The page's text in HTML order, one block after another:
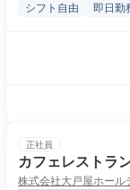
シフト自由 即日勤
正社員
カフェレストラ
株式会社大戸屋ホール